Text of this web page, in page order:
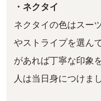
・ネクタイ
ネクタイの色はスー
やストライプを選ん
があれば丁寧な印象
人は当日身につけま